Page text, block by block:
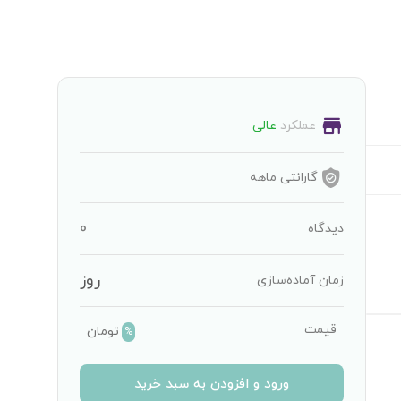
عملکرد عالی
گارانتی ماهه
دیدگاه 0
زمان آماده‌سازی روز
قیمت % تومان
ورود و افزودن به سبد خرید